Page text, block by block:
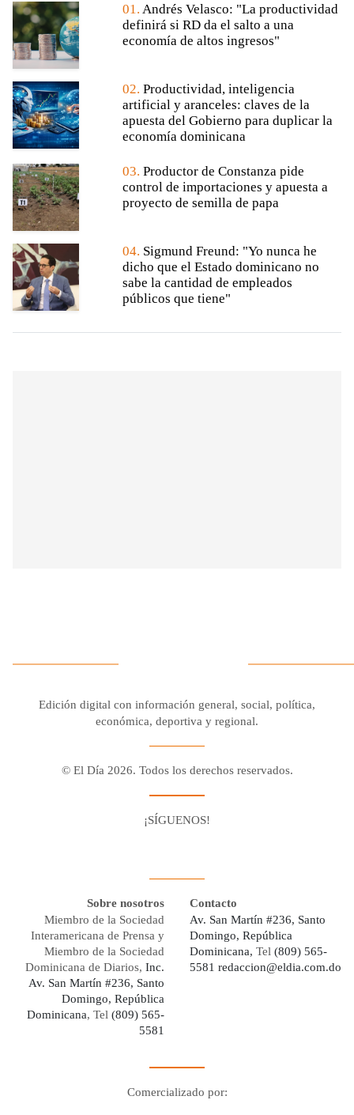
01. Andrés Velasco: "La productividad
definirá si RD da el salto a una
economía de altos ingresos"
02. Productividad, inteligencia
artificial y aranceles: claves de la
apuesta del Gobierno para duplicar la
economía dominicana
03. Productor de Constanza pide
control de importaciones y apuesta a
proyecto de semilla de papa
04. Sigmund Freund: "Yo nunca he
dicho que el Estado dominicano no
sabe la cantidad de empleados
públicos que tiene"
Edición digital con información general, social, política,
económica, deportiva y regional.
© El Día 2026. Todos los derechos reservados.
¡SÍGUENOS!
Sobre nosotros
Miembro de la Sociedad
Interamericana de Prensa y
Miembro de la Sociedad
Dominicana de Diarios, Inc.
Av. San Martín #236, Santo
Domingo, República
Dominicana, Tel (809) 565-
5581
Contacto
Av. San Martín #236, Santo
Domingo, República
Dominicana, Tel (809) 565-
5581 redaccion@eldia.com.do
Comercializado por: